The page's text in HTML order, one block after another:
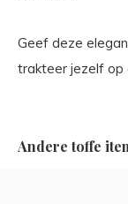
Geef deze
trakteer jezelf op
Andere toffe